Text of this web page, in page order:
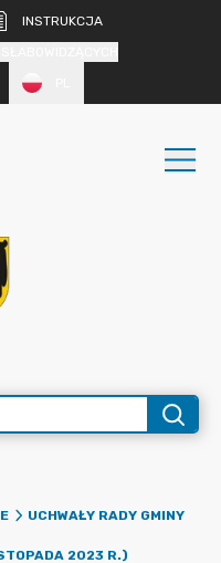
INSTRUKCJA
UCHWAŁY RADY GMINY
2023 R.)